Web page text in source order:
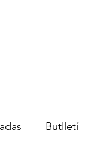
Butlletí